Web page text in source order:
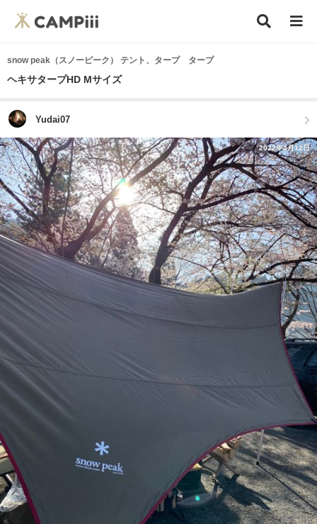
snow peak（スノーピーク） テント、タープ タープ
ヘキサタープHD Mサイズ
Yudai07
2022年4月12日